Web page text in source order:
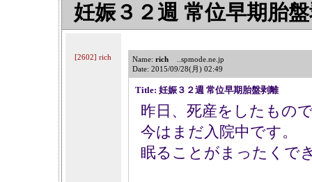
妊娠３２週 常位早期胎
[2602] rich Name: rich..spmode.ne.jp
Date: 2015/09/28(月) 02:49
Title: 妊娠３２週 常位早期胎盤剥離
昨日、死産をしたもの
今はまだ入院中です。
眠ることがまったくで